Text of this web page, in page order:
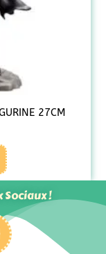
27CM
Sociaux !